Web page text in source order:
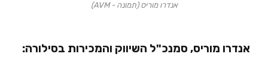
אנדרו מוריס (תמונה - AVM)
אנדרו מוריס, סמנכ"ל השיווק והמכירות בסילורה: